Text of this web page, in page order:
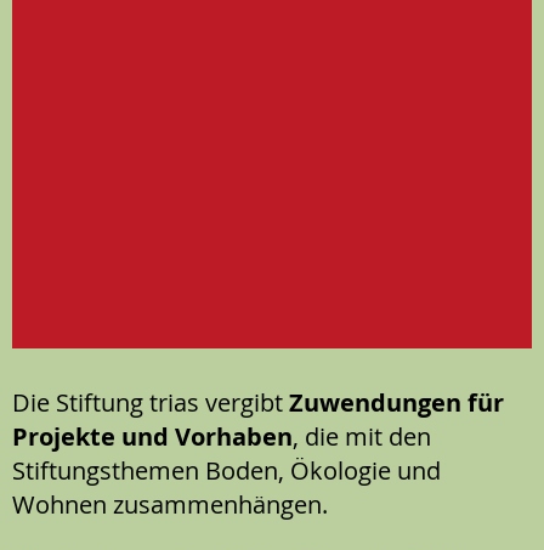
Die Stiftung trias vergibtZuwendungen für
Projekte und Vorhaben, die mit den
Stiftungsthemen Boden, Ökologie und
Wohnen zusammenhängen.